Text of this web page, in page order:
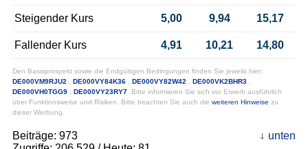
Steigender Kurs 5,00 9,94 15,17
Fallender Kurs 4,91 10,21 14,80
Den Basisprospekt sowie die Endgültigen Bedingungen finden Sie jeweils hier:
DE000VM9RJU2
DE000VY84K36 DE000VY82W42 DE000VK2BHR3
DE000VH0TGG9
DE000VY23RY7
.Bitte informieren Sie sich vor Erwerb ausführlich
über Funktionsweise und Risiken. Bitte beachten Sie auch die weiteren Hinweise zu
dieser Werbung.
Beiträge: 973
unten